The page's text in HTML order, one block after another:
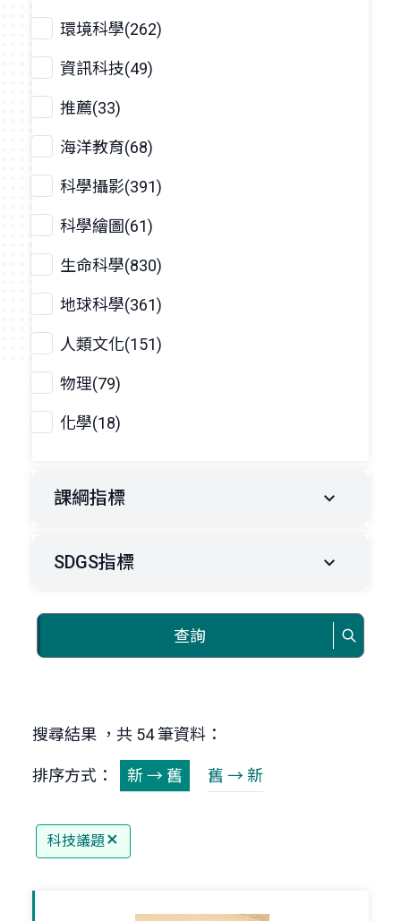
環境科學(262)
資訊科技(49)
推薦(33)
海洋教育(68)
科學攝影(391)
科學繪圖(61)
生命科學(830)
地球科學(361)
人類文化(151)
物理(79)
化學(18)
課綱指標
SDGS指標
查詢
搜尋結果 ，共 54 筆資料：
排序方式： 新 → 舊 舊 → 新
科技議題